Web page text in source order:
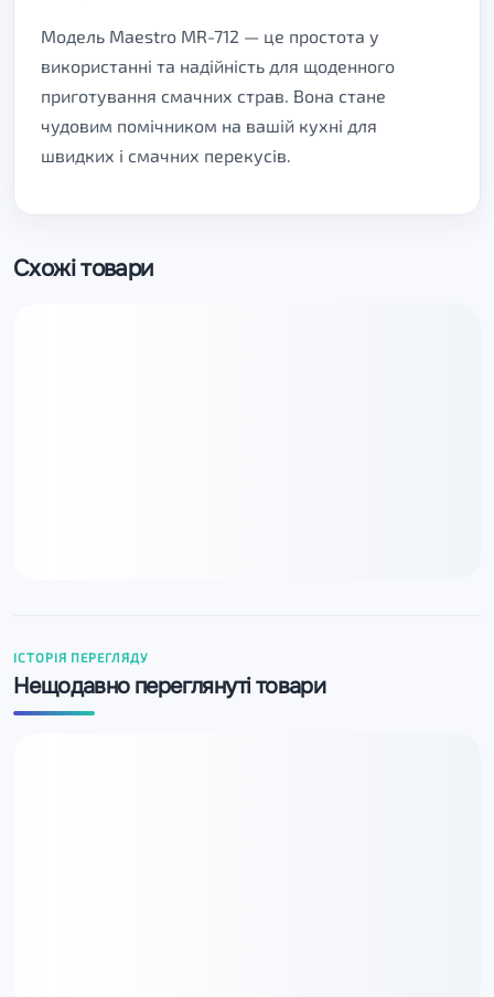
Модель Maestro MR-712 — це простота у
використанні та надійність для щоденного
приготування смачних страв. Вона стане
чудовим помічником на вашій кухні для
швидких і смачних перекусів.
Схожі товари
ІСТОРІЯ ПЕРЕГЛЯДУ
Нещодавно переглянуті товари